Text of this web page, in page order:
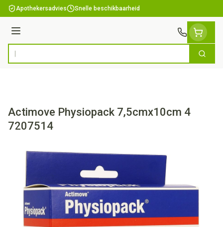
Ga naar de inhoud
Apothekersadvies Snelle beschikbaarheid
Menu
Product, merk, categorie... Zoek
Actimove Physiopack 7,5cmx10cm 4
7207514